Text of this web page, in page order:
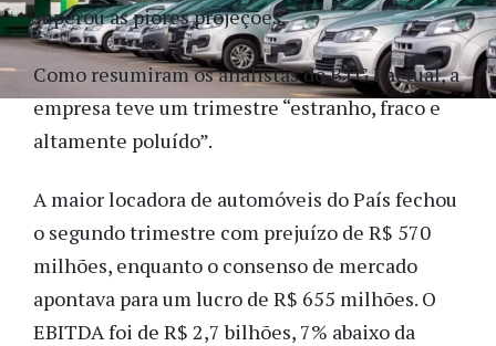
superou as piores projeções.
Como resumiram os analistas do BTG Pactual, a
empresa teve um trimestre “estranho, fraco e
altamente poluído”.
A maior locadora de automóveis do País fechou
o segundo trimestre com prejuízo de R$ 570
milhões, enquanto o consenso de mercado
apontava para um lucro de R$ 655 milhões. O
EBITDA foi de R$ 2,7 bilhões, 7% abaixo da